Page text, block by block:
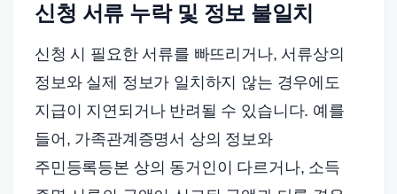
신청 서류 누락 및 정보 불일치
신청 시 필요한 서류를 빠뜨리거나, 서류상의
정보와 실제 정보가 일치하지 않는 경우에도
지급이 지연되거나 반려될 수 있습니다. 예를
들어, 가족관계증명서 상의 정보와
주민등록등본 상의 동거인이 다르거나, 소득